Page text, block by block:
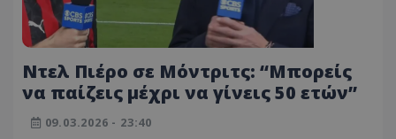
Ντελ Πιέρο σε Μόντριτς: “Μπορείς
να παίζεις μέχρι να γίνεις 50 ετών”
09.03.2026 - 23:40